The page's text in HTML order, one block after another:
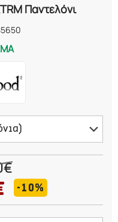
Παντελόνι
-10%